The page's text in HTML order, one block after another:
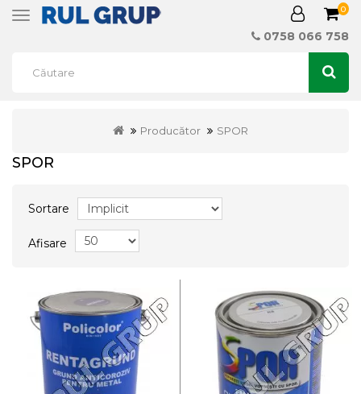
Toggle
0
0758 066 758
Producător SPOR
SPOR
Sortare
Afisare